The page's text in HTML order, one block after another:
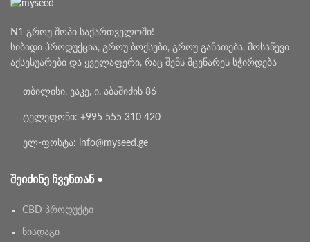
N1 გროუ შოპი საქართველოში!
სიბიდი პროდუქცია, გროუ ბოქსები, გროუ განათება, მოსაწევი
აქსესუარები და ყველაფერი, რაც შენს მცენარეს სჭირდება
თბილისი, ვაკე, ი. აბაშიძის 86
ტელეფონი: +995 555 310 420
ელ-ფოსტა: info@myseed.ge
ᲨᲔᲘᲫᲘᲜᲔ ᲩᲕᲔᲜᲗᲐᲜ •
CBD პროდუქტი
ნიადაგი